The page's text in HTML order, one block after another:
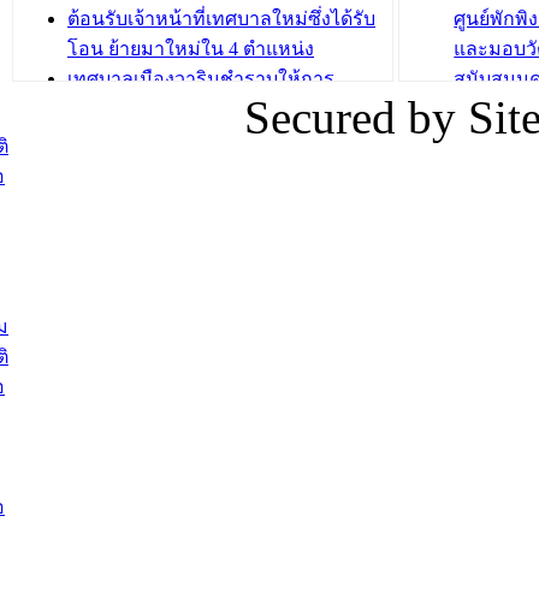
ต้อนรับเจ้าหน้าที่เทศบาลใหม่ซึ่งได้รับ
โอน ย้ายมาใหม่ใน 4 ตำแหน่ง
เทศบาลเมืองวารินชำราบให้การ
ต้อนรับพนักงานเทศบาลผู้ผ่านการ
สรรหาให้ดำรงตำแหน่งสายงานผู้
ศูนย์พักพิ
และมอบ
สนับสนุน
ภัยน้ำท่วม
ภาพบรร
Secured by